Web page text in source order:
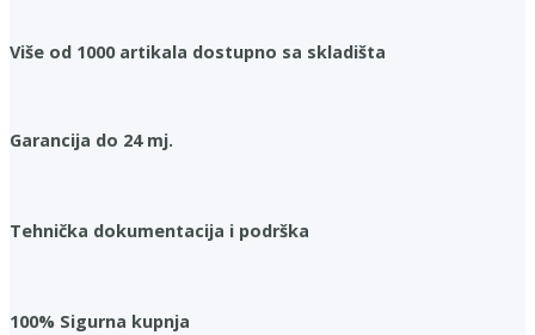
Više od 1000 artikala dostupno sa skladišta
Garancija do 24 mj.
Tehnička dokumentacija i podrška
100% Sigurna kupnja